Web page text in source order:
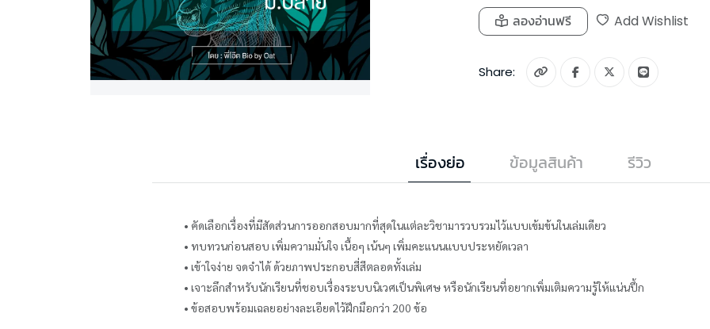
ลองอ่านฟรี Add Wishlist
Share:
เรื่องย่อ ข้อมูลสินค้า รีวิว
• คัดเลือกเรื่องที่มีสัดส่วนการออกสอบมากที่สุดในแต่ละวิชามารวบรวมไว้แบบเข้มข้นในเล่มเดียว
• ทบทวนก่อนสอบ เพิ่มความมั่นใจ เนื้อๆ เน้นๆ เพิ่มคะแนนแบบประหยัดเวลา
• เข้าใจง่าย จดจำได้ ด้วยภาพประกอบสี่สีตลอดทั้งเล่ม
• เจาะลึกสำหรับนักเรียนที่ชอบเรื่องระบบนิเวศเป็นพิเศษ หรือนักเรียนที่อยากเพิ่มเติมความรู้ให้แน่นปึ้ก
• ข้อสอบพร้อมเฉลยอย่างละเอียดไว้ฝึกมือกว่า 200 ข้อ